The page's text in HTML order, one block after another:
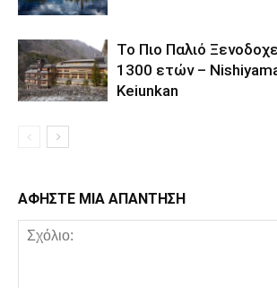
Το Πιο Παλιό
1300 ετών –
Keiunkan
ΑΦΗΣΤΕ ΜΙΑ ΑΠΑΝΤΗΣΗ